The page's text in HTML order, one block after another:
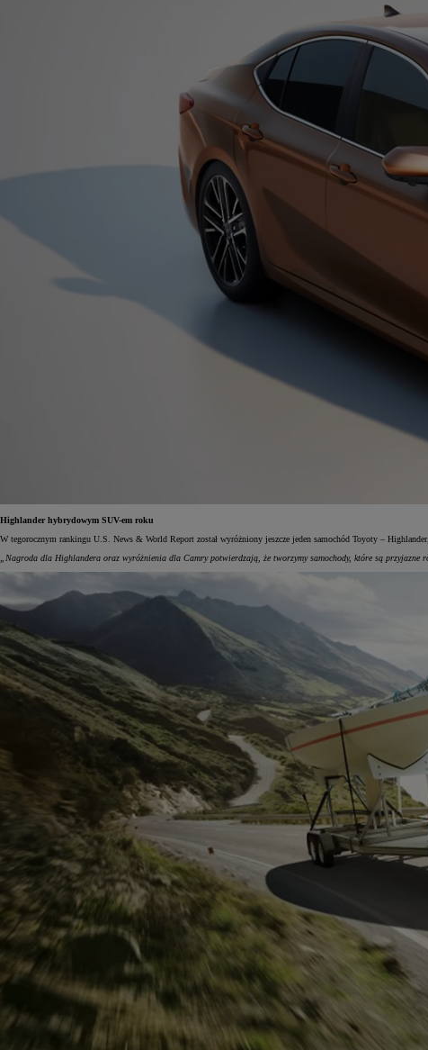
105 300 zł
Corolla Hatchback
Highlander hybrydowym SUV-em roku
W tegorocznym rankingu U.S. News & World Report został wyróżniony jeszcze jeden samochód Toyoty –
„Nagroda dla Highlandera oraz wyróżnienia dla Camry potwierdzają, że tworzymy samochody, które są